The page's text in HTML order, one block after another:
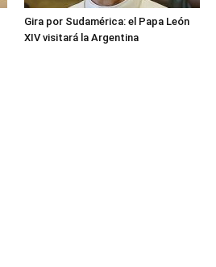
Gira por Sudamérica: el Papa León
XIV visitará la Argentina